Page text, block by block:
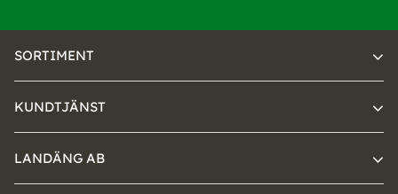
SORTIMENT
KUNDTJÄNST
LANDÄNG AB